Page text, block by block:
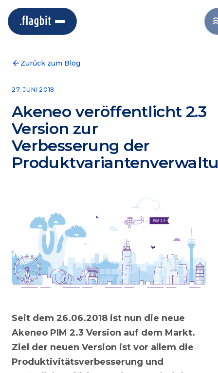
Zurück zum Blog
27. JUNI 2018
Akeneo veröffentlicht 2.3
Version zur
Verbesserung der
Seit dem 26.06.2018 ist nun die neue
Akeneo PIM 2.3 Version auf dem Markt.
Ziel der neuen Version ist vor allem die
Produktivitätsverbesserung und